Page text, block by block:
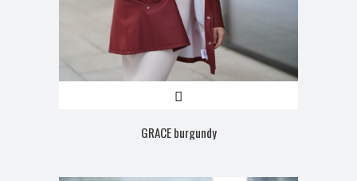
GRACE burgundy